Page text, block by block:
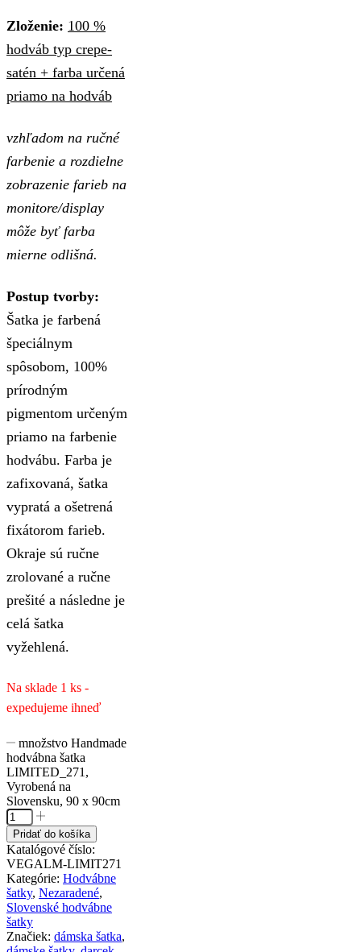
Zloženie: 100 %
hodváb typ crepe-
satén + farba určená
priamo na hodváb
vzhľadom na ručné
farbenie a rozdielne
zobrazenie farieb na
monitore/display
môže byť farba
mierne odlišná.
Postup tvorby:
Šatka je farbená
špeciálnym
spôsobom, 100%
prírodným
pigmentom určeným
priamo na farbenie
hodvábu. Farba je
zafixovaná, šatka
vypratá a ošetrená
fixátorom farieb.
Okraje sú ručne
zrolované a ručne
prešité a následne je
celá šatka
vyžehlená.
Na sklade 1 ks -
expedujeme ihneď
množstvo Handmade
hodvábna šatka
LIMITED_271,
Vyrobená na
Slovensku, 90 x 90cm
Pridať do košíka
Katalógové číslo:
VEGALM-LIMIT271
Kategórie: Hodvábne
šatky, Nezaradené,
Slovenské hodvábne
šatky
Značiek: dámska šatka,